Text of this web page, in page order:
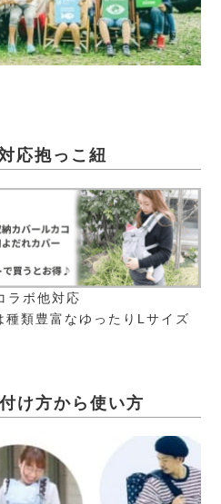
応抱っこ紐
ラボ他対応
類豊富なゆったりLサイズ
け方から使い方